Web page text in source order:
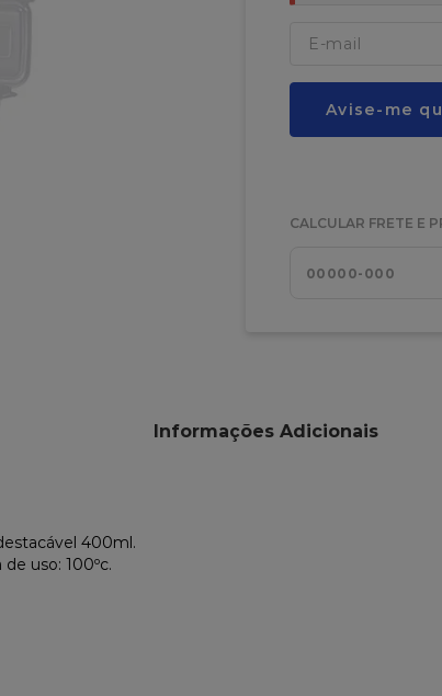
Avise-me
CALCULAR FRETE E
Informações Adicionais
400ml.
uso: 100ºc.